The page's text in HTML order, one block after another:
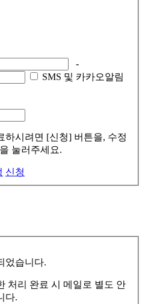
-
SMS 및 카카오알림
하시려면 [신청] 버튼을, 수정
눌러주세요.
신청
었습니다.
처리 완료 시 메일로 별도 안
다.